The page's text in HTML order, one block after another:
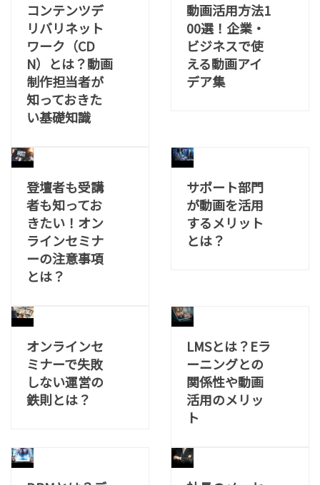
コンテンツデ
リバリネット
ワーク（CD
N）とは？動画
制作担当者が
知っておきた
い基礎知識
動画活用方法1
00選！企業・
ビジネスで使
える動画アイ
デア集
登壇者も受講
者も知ってお
きたい！オン
ラインセミナ
ーの注意事項
とは？
サポート部門
が動画を活用
するメリット
とは？
オンラインセ
ミナーで失敗
しない運営の
鉄則とは？
LMSとは？Eラ
ーニングとの
関係性や動画
活用のメリッ
ト